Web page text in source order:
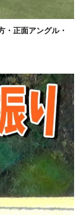
・正面アングル・